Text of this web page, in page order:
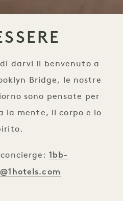
darvi il benvenuto a
Bridge, le nostre
sono pensate per
la mente, il corpo e lo
1bb-